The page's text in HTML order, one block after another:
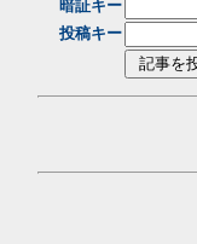
暗証キー
投稿キー